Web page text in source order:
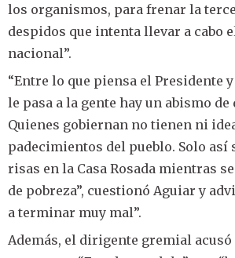
los organismos, para frenar la
despidos que intenta llevar a cabo
nacional”.
“Entre lo que piensa el Presidente
le pasa a la gente hay un abismo
Quienes gobiernan no tienen ni
padecimientos del pueblo. Solo así
risas en la Casa Rosada mientras
de pobreza”, cuestionó Aguiar y
a terminar muy mal”.
Además, el dirigente gremial